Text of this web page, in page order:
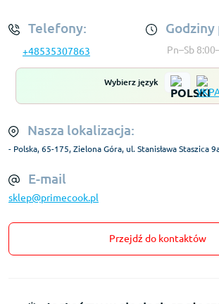
Telefony:
+48535307863
Godziny
Pn–Sb
Wybierz język
Nasza lokalizacja:
- Polska, 65-175, Zielona Góra, ul. Stanisława Staszica
E-mail
sklep@primecook.pl
Przejdź do kontaktów